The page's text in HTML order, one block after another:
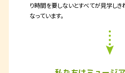
り時間を要しないとすべてが見学し
なっています。